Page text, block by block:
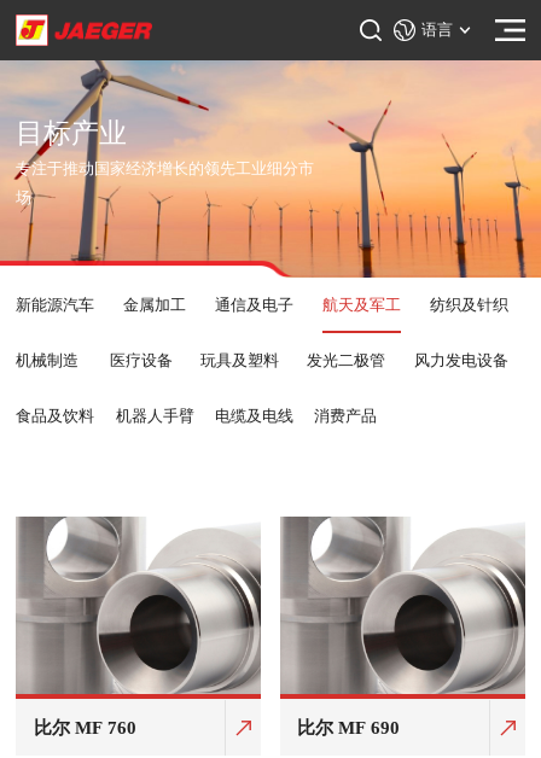
语言
目标产业
专注于推动国家经济增长的领先工业细分市
场
新能源汽车 金属加工 通信及电子 航天及军工 纺织及针织
机械制造 医疗设备 玩具及塑料 发光二极管 风力发电设备
食品及饮料 机器人手臂 电缆及电线 消费产品
比尔 MF 760 比尔 MF 690